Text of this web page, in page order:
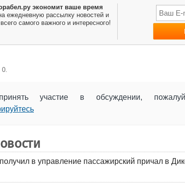
экономит ваше время
ежедневную рассылку новостей и
самого важного и интересного!
0.
участие в обсуждении,
в управление пассажирский причал в